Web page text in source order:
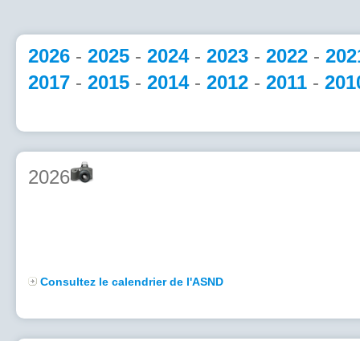
2026 - 2025 - 2024- 2023 - 2022 -
2017 - 2015 - 2014- 2012 - 2011 -
2026
Consultez le calendrier de l'ASND